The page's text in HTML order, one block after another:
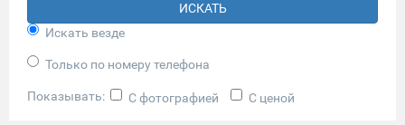
ИСКАТЬ
Искать везде
Только по номеру телефона
Показывать: С фотографией С ценой